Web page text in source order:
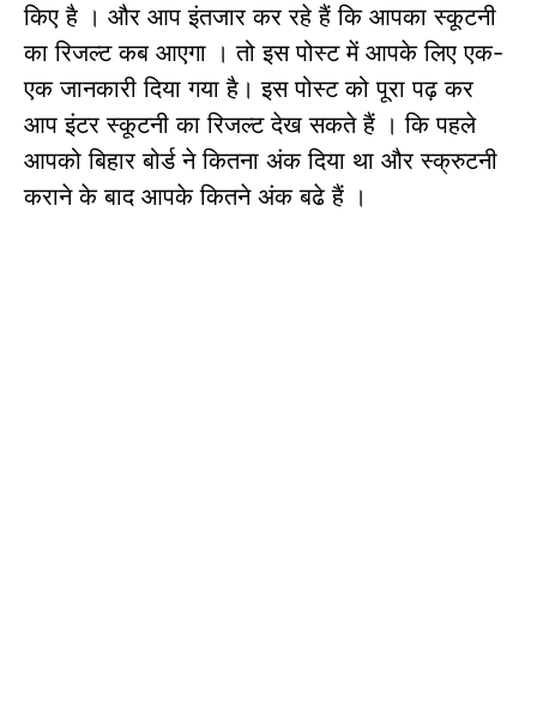
किए है । और आप इंतजार कर रहे हैं कि आपका स्कूटनी
का रिजल्ट कब आएगा । तो इस पोस्ट में आपके लिए एक-
एक जानकारी दिया गया है। इस पोस्ट को पूरा पढ़ कर
आप इंटर स्कूटनी का रिजल्ट देख सकते हैं । कि पहले
आपको बिहार बोर्ड ने कितना अंक दिया था और स्क्रुटनी
कराने के बाद आपके कितने अंक बढे हैं ।